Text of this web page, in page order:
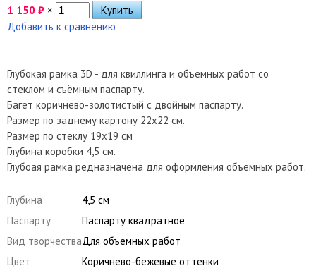
1 150 ₽ ×
Добавить к сравнению
Глубокая рамка 3D - для квиллинга и объемных работ со
стеклом и съёмным паспарту.
Багет коричнево-золотистый с двойным паспарту.
Размер по заднему картону 22х22 см.
Размер по стеклу 19х19 см
Глубина коробки 4,5 см.
Глубоая рамка редназначена для оформления объемных работ.
Глубина
4,5 см
Паспарту
Паспарту квадратное
Вид творчестваДля объемных работ
Цвет
Коричнево-бежевые оттенки